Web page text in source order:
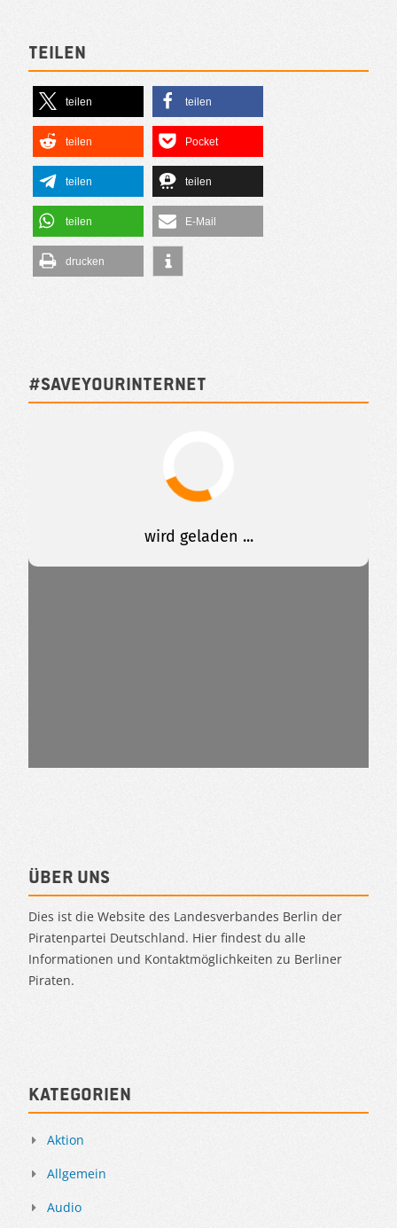
Teilen
teilen teilen
teilen Pocket
teilen teilen
teilen E-Mail
drucken
#SAVEYOURINTERNET
Über uns
Dies ist die Website des Landesverbandes Berlin der
Piratenpartei Deutschland. Hier findest du alle
Informationen und Kontaktmöglichkeiten zu Berliner
Piraten.
Kategorien
Aktion
Allgemein
Audio